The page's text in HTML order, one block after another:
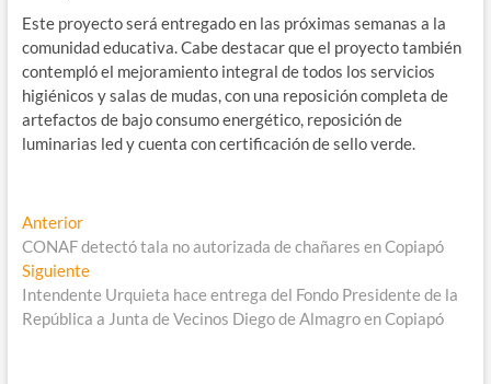
Este proyecto será entregado en las próximas semanas a la
comunidad educativa. Cabe destacar que el proyecto también
contempló el mejoramiento integral de todos los servicios
higiénicos y salas de mudas, con una reposición completa de
artefactos de bajo consumo energético, reposición de
luminarias led y cuenta con certificación de sello verde.
Navegación
de
entradas
AnteriorEntrada
anterior:
CONAF detectó tala no autorizada de chañares en Copiapó
SiguienteEntrada
siguiente:
Intendente Urquieta hace entrega del Fondo Presidente de la
República a Junta de Vecinos Diego de Almagro en Copiapó